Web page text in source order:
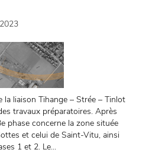
la liaison Tihange – Strée – Tinlot
travaux préparatoires. Après
phase concerne la zone située
et celui de Saint-Vitu, ainsi
1 et 2. Le...